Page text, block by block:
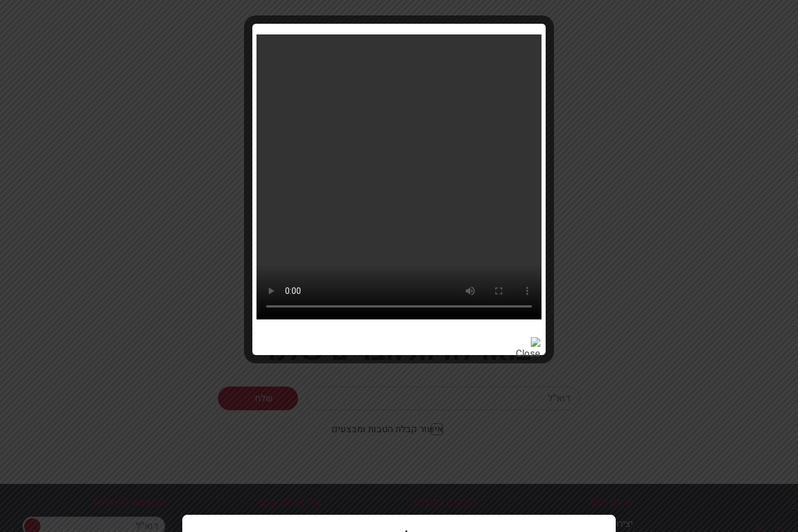
רוצים להתעדכן ראשונים על מבצעים והטבות?
בואו להיות חברים שלנו
Your email
אישור קבלת הטבות ומבצעים
מידע נוסף
יצירת קשר
לינקים נפוצים צרו איתנו קשר הרשמה לניוזלטר
הרשמה לניוזלטר